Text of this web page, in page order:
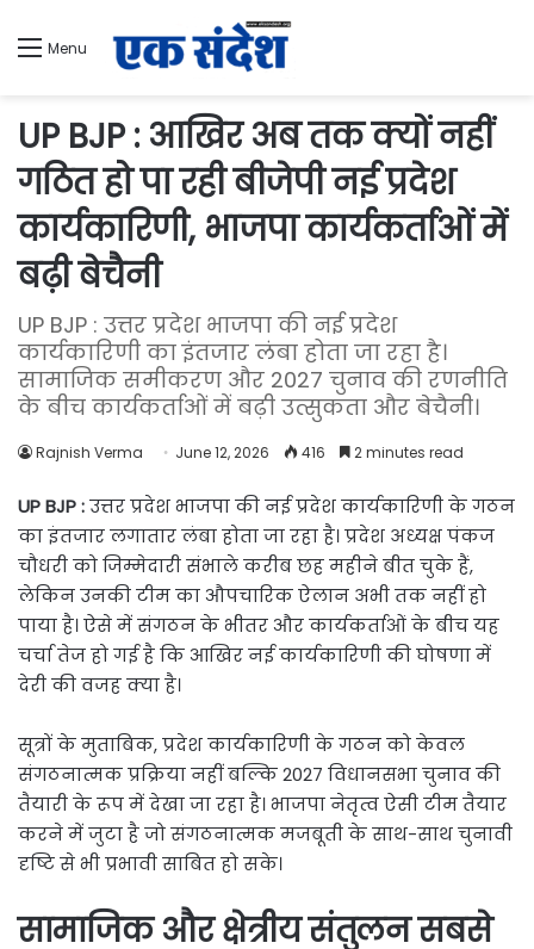
Menu
UP BJP : आखिर अब तक क्यों नहीं
गठित हो पा रही बीजेपी नई प्रदेश
कार्यकारिणी, भाजपा कार्यकर्ताओं में
बढ़ी बेचैनी
UP BJP : उत्तर प्रदेश भाजपा की नई प्रदेश
कार्यकारिणी का इंतजार लंबा होता जा रहा है।
सामाजिक समीकरण और 2027 चुनाव की रणनीति
के बीच कार्यकर्ताओं में बढ़ी उत्सुकता और बेचैनी।
Rajnish Verma June 12, 2026 416 2 minutes read
UP BJP :उत्तर प्रदेश भाजपा की नई प्रदेश कार्यकारिणी के गठन
का इंतजार लगातार लंबा होता जा रहा है। प्रदेश अध्यक्ष पंकज
चौधरी को जिम्मेदारी संभाले करीब छह महीने बीत चुके हैं,
लेकिन उनकी टीम का औपचारिक ऐलान अभी तक नहीं हो
पाया है। ऐसे में संगठन के भीतर और कार्यकर्ताओं के बीच यह
चर्चा तेज हो गई है कि आखिर नई कार्यकारिणी की घोषणा में
देरी की वजह क्या है।
सूत्रों के मुताबिक, प्रदेश कार्यकारिणी के गठन को केवल
संगठनात्मक प्रक्रिया नहीं बल्कि 2027 विधानसभा चुनाव की
तैयारी के रूप में देखा जा रहा है। भाजपा नेतृत्व ऐसी टीम तैयार
करने में जुटा है जो संगठनात्मक मजबूती के साथ-साथ चुनावी
दृष्टि से भी प्रभावी साबित हो सके।
सामाजिक और क्षेत्रीय संतुलन सबसे